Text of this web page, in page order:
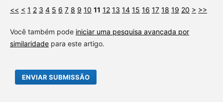
<< < 1 2 3 4 5 6 7 8 9 10 11 12 13 14 15 16 17 18 19 20 > >>
Você também pode iniciar uma pesquisa avançada por
similaridadepara este artigo.
ENVIAR SUBMISSÃO